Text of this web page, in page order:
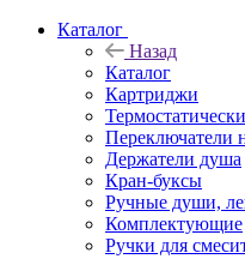
Каталог
Назад
Каталог
Картриджи
Переключатели
Держатели душа
Кран-буксы
Ручные души,
Комплектующие
Ручки для